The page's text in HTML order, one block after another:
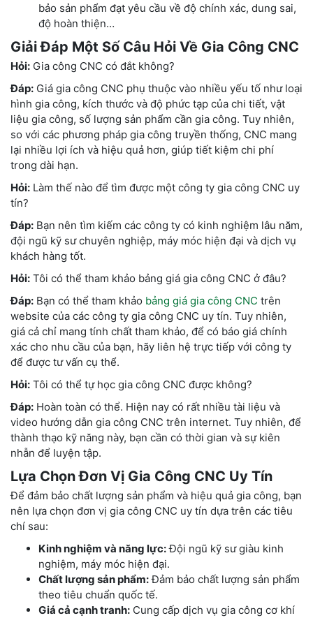
bảo sản phẩm đạt yêu cầu về độ chính xác, dung sai,
độ hoàn thiện…
Giải Đáp Một Số Câu Hỏi Về Gia Công CNC
Hỏi: Gia công CNC có đắt không?
Đáp: Giá gia công CNC phụ thuộc vào nhiều yếu tố như loại
hình gia công, kích thước và độ phức tạp của chi tiết, vật
liệu gia công, số lượng sản phẩm cần gia công. Tuy nhiên,
so với các phương pháp gia công truyền thống, CNC mang
lại nhiều lợi ích và hiệu quả hơn, giúp tiết kiệm chi phí
trong dài hạn.
Hỏi: Làm thế nào để tìm được một công ty gia công CNC uy
tín?
Đáp: Bạn nên tìm kiếm các công ty có kinh nghiệm lâu năm,
đội ngũ kỹ sư chuyên nghiệp, máy móc hiện đại và dịch vụ
khách hàng tốt.
Hỏi: Tôi có thể tham khảo bảng giá gia công CNC ở đâu?
Đáp: Bạn có thể tham khảo bảng giá gia công CNC trên
website của các công ty gia công CNC uy tín. Tuy nhiên,
giá cả chỉ mang tính chất tham khảo, để có báo giá chính
xác cho nhu cầu của bạn, hãy liên hệ trực tiếp với công ty
để được tư vấn cụ thể.
Hỏi: Tôi có thể tự học gia công CNC được không?
Đáp: Hoàn toàn có thể. Hiện nay có rất nhiều tài liệu và
video hướng dẫn gia công CNC trên internet. Tuy nhiên, để
thành thạo kỹ năng này, bạn cần có thời gian và sự kiên
nhẫn để luyện tập.
Lựa Chọn Đơn Vị Gia Công CNC Uy Tín
Để đảm bảo chất lượng sản phẩm và hiệu quả gia công, bạn
nên lựa chọn đơn vị gia công CNC uy tín dựa trên các tiêu
chí sau:
Kinh nghiệm và năng lực:Đội ngũ kỹ sư giàu kinh
nghiệm, máy móc hiện đại.
Chất lượng sản phẩm:Đảm bảo chất lượng sản phẩm
theo tiêu chuẩn quốc tế.
Giá cả cạnh tranh: Cung cấp dịch vụ gia công cơ khí